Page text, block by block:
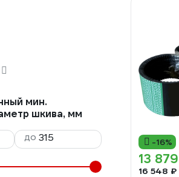
мин.
шкива, мм
до -16%
13
16 548 ₽